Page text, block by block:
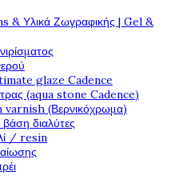
& Υλικά Ζωγραφικής | Gel &
glaze Cadence
(aqua stone Cadence)
(Βερνικόχρωμα)
βάση διαλύτες
/ resin